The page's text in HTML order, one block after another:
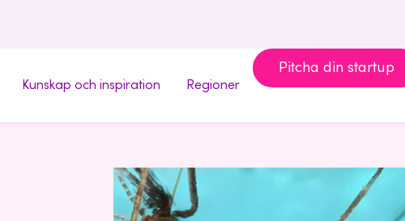
Kunskap och inspiration Regioner
Pitcha din startup